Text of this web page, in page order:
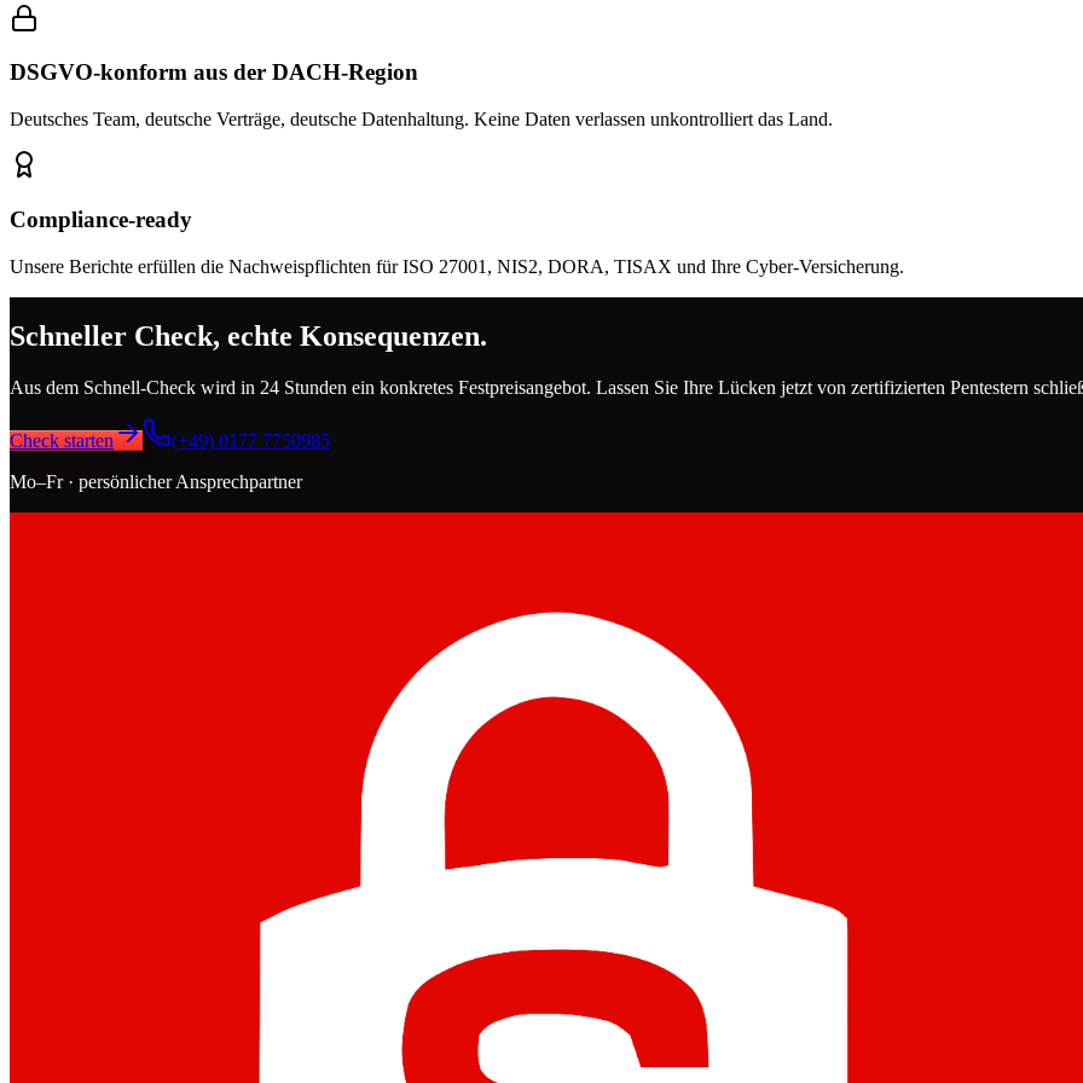
DSGVO-konform aus der DACH-Region
Deutsches Team, deutsche Verträge, deutsche Datenhaltung. Keine Daten verlassen unkontrolliert das Land.
Compliance-ready
Unsere Berichte erfüllen die Nachweispflichten für ISO 27001, NIS2, DORA, TISAX und Ihre Cyber-Versicherung.
Schneller Check, echte Konsequenzen.
Aus dem Schnell-Check wird in 24 Stunden ein konkretes Festpreisangebot. Lassen Sie Ihre Lücken jetzt von zertifizierten Pentestern
Check starten
(+49) 0177 7750985
Mo–Fr · persönlicher Ansprechpartner